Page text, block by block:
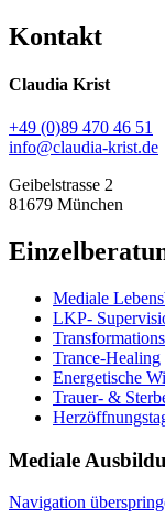
Kontakt
Claudia Krist
+49 (0)89 470 46 51
info@claudia-krist.de
Geibelstrasse 2
81679 München
Mediale
LKP-
Trance-Healing
Energetische
Trauer- &
Mediale
Navigation